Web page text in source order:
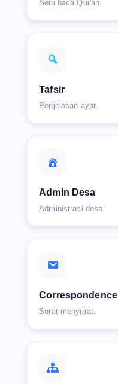
Seni baca Qur'an.
Tafsir
Penjelasan ayat.
Admin Desa
Administrasi desa.
Correspondence
Surat menyurat.